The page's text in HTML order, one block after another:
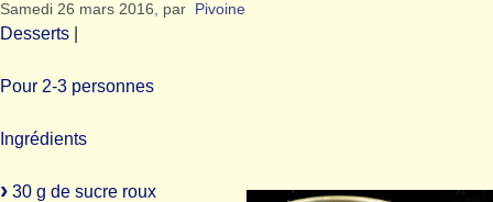
Samedi 26 mars 2016, par Pivoine
Desserts
Pour 2-3 personnes
Ingrédients
30 g de sucre roux